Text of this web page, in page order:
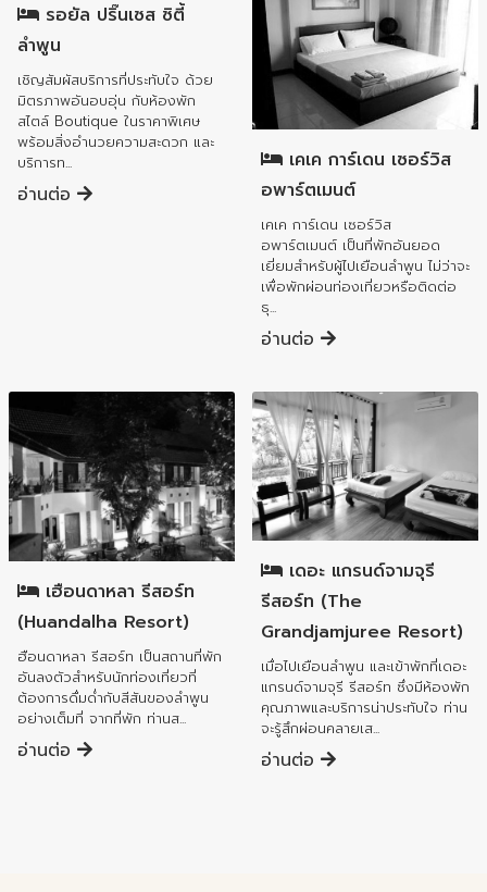
รอยัล ปริ๊นเซส ซิตี้
ลำพูน
เชิญสัมผัสบริการที่ประทับใจ ด้วย
มิตรภาพอันอบอุ่น กับห้องพัก
สไตล์ Boutique ในราคาพิเศษ
พร้อมสิ่งอำนวยความสะดวก และ
บริการท...
อ่านต่อ
อำเภอเมืองลำพูน
เคเค การ์เดน เซอร์วิส
อพาร์ตเมนต์
เคเค การ์เดน เซอร์วิส
อพาร์ตเมนต์ เป็นที่พักอันยอด
เยี่ยมสำหรับผู้ไปเยือนลำพูน ไม่ว่าจะ
เพื่อพักผ่อนท่องเที่ยวหรือติดต่อ
ธุ...
อ่านต่อ
อำเภอเมืองลำพูน
เฮือนดาหลา รีสอร์ท
(Huandalha Resort)
ฮือนดาหลา รีสอร์ท เป็นสถานที่พัก
อันลงตัวสำหรับนักท่องเที่ยวที่
ต้องการดื่มด่ำกับสีสันของลำพูน
อย่างเต็มที่ จากที่พัก ท่านส...
อ่านต่อ
อำเภอเมืองลำพูน
เดอะ แกรนด์จามจุรี
รีสอร์ท (The
Grandjamjuree Resort)
เมื่อไปเยือนลำพูน และเข้าพักที่เดอะ
แกรนด์จามจุรี รีสอร์ท ซึ่งมีห้องพัก
คุณภาพและบริการน่าประทับใจ ท่าน
จะรู้สึกผ่อนคลายเส...
อ่านต่อ